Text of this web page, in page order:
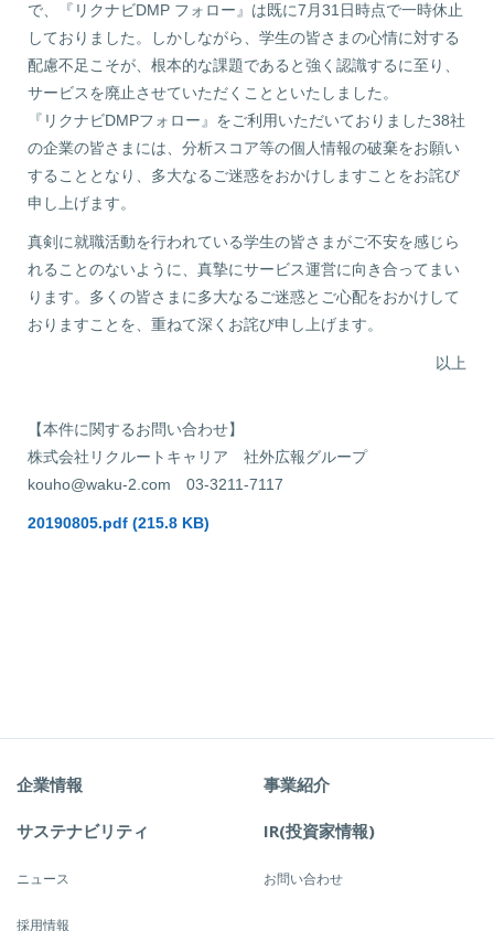
で、『リクナビDMP フォロー』は既に7月31日時点で一時休止
しておりました。しかしながら、学生の皆さまの心情に対する
配慮不足こそが、根本的な課題であると強く認識するに至り、
サービスを廃止させていただくことといたしました。
『リクナビDMPフォロー』をご利用いただいておりました38社
の企業の皆さまには、分析スコア等の個人情報の破棄をお願い
することとなり、多大なるご迷惑をおかけしますことをお詫び
申し上げます。
真剣に就職活動を行われている学生の皆さまがご不安を感じら
れることのないように、真摯にサービス運営に向き合ってまい
ります。多くの皆さまに多大なるご迷惑とご心配をおかけして
おりますことを、重ねて深くお詫び申し上げます。
以上
【本件に関するお問い合わせ】
株式会社リクルートキャリア 社外広報グループ
kouho@waku-2.com 03-3211-7117
20190805.pdf (215.8 KB)
企業情報 事業紹介
サステナビリティ IR(投資家情報)
ニュース お問い合わせ
採用情報